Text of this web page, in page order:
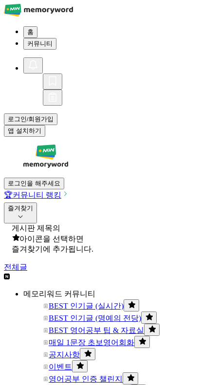
홈
커뮤니티
로그인/회원가입
앱 설치하기
로그인을 해주세요
🏆커뮤니티 랭킹
즐겨찾기
게시판 제목의
아이콘을 선택하면
즐겨찾기에 추가됩니다.
전체글
메모리워드 커뮤니티
BEST 인기글 (실시간)
BEST 인기글 (명예의 전당)
BEST 영어공부 팁 & 자료실
매일 1문장 초보영어회화
공지사항
이벤트
영어공부 인증 챌린지